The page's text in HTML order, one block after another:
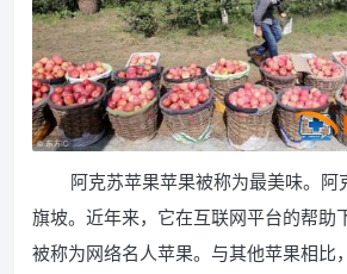
阿克苏苹果苹果被称为最美味。阿
旗坡。近年来，它在互联网平台的帮助
被称为网络名人苹果。与其他苹果相比